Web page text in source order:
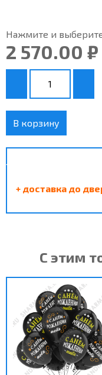
Нажмите и
2 570.00 ₽
В корзину
+ доставка до
С этим